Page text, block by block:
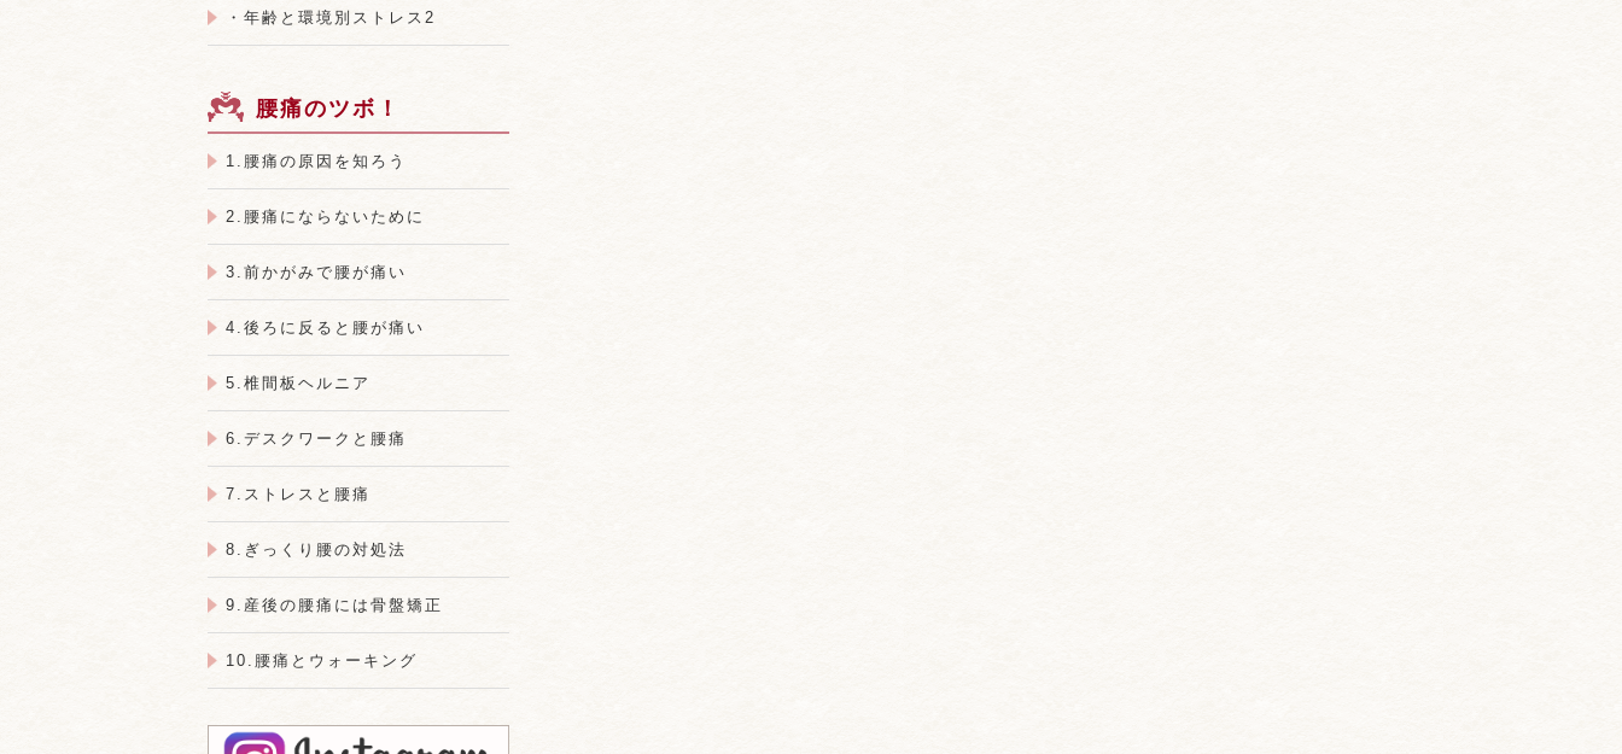
・年齢と環境別ストレス2
腰痛のツボ！
1.腰痛の原因を知ろう
2.腰痛にならないために
3.前かがみで腰が痛い
4.後ろに反ると腰が痛い
5.椎間板ヘルニア
6.デスクワークと腰痛
7.ストレスと腰痛
8.ぎっくり腰の対処法
9.産後の腰痛には骨盤矯正
10.腰痛とウォーキング